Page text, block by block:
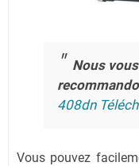
Nous vous
408dn
Vous pouvez